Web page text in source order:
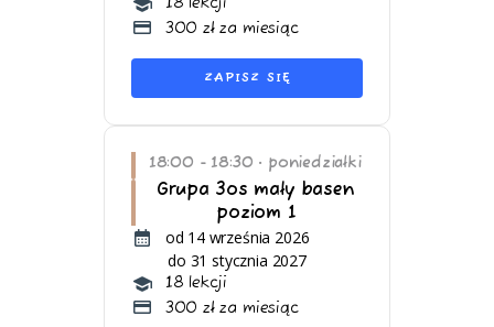
300 zł za miesiąc
ZAPISZ SIĘ
18:00 - 18:30 • poniedziałki
Grupa 3os mały basen
poziom 1
od 14 września 2026
do 31 stycznia 2027
18 lekcji
300 zł za miesiąc